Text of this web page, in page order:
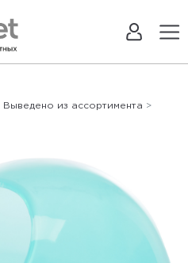
Выведено из ассортимента >